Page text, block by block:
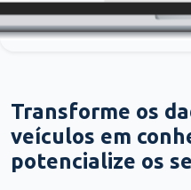
Transforme os
veículos em
potencialize os